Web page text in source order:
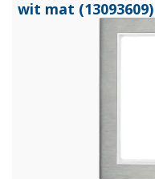
wit mat (13093609)